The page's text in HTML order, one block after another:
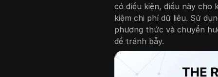
có điều kiện, điều này cho
kiệm chi phí dữ liệu. Sử
phương thức và chuyển
để tránh bẫy.